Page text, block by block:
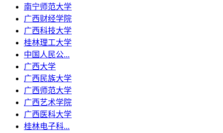
南宁师范大学
广西财经学院
广西科技大学
桂林理工大学
中国人民公...
广西大学
广西民族大学
广西师范大学
广西艺术学院
广西医科大学
桂林电子科...